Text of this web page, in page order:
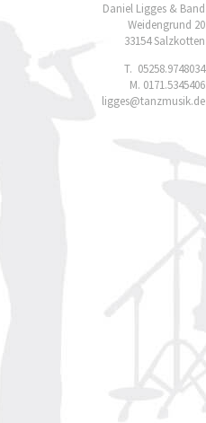
Daniel Ligges & Band
Weidengrund 20
33154 Salzkotten
T. 05258.9748034
M. 0171.5345406
ligges@tanzmusik.de